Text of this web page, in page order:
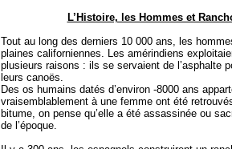
L’Histoire, les Hommes et
Tout au long des derniers 10 000 ans, les
plaines californiennes. Les amérindiens
plusieurs raisons : ils se servaient de l’asphalte
leurs canoës.
Des os humains datés d’environ -8000 ans
vraisemblablement à une femme ont été
bitume, on pense qu’elle a été assassinée ou
de l’époque.